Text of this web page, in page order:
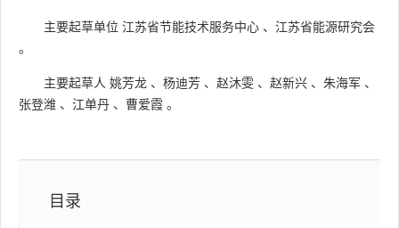
主要起草单位 江苏省节能技术服务中心 、 江苏省能源研究会
。
主要起草人 姚芳龙 、 杨迪芳 、 赵沐雯 、 赵新兴 、 朱海军 、
张登潍 、 江单丹 、 曹爱霞 。
目录